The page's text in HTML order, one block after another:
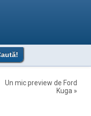
Un mic preview de Ford
Kuga »